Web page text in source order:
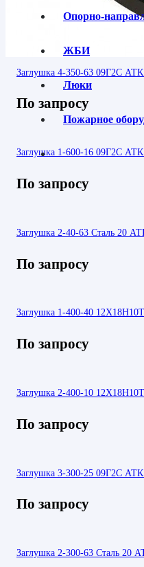
Опорно-
ЖБИ
Люки
Пожарное
Заглушка 4-350-63 09Г2С АТК
По запросу
Заглушка 1-600-16 09Г2С АТК
По запросу
Заглушка 2-40-63 Сталь 20
По запросу
Заглушка 1-400-40
По запросу
Заглушка 2-400-10
По запросу
Заглушка 3-300-25 09Г2С АТК
По запросу
Заглушка 2-300-63 Сталь 20